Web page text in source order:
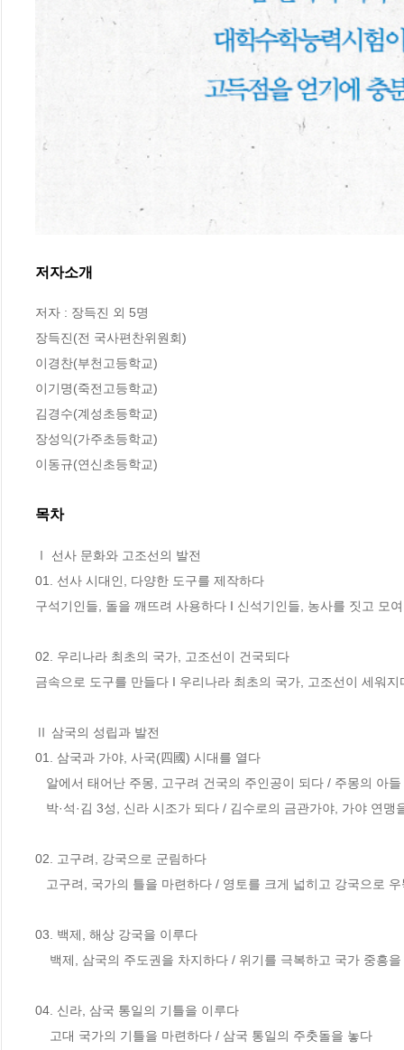
저자소개
저자 : 장득진 외 5명
장득진(전 국사편찬위원회)
이경찬(부천고등학교)
이기명(죽전고등학교)
김경수(계성초등학교)
장성익(가주초등학교)
이동규(연신초등학교)
목차
Ⅰ 선사 문화와 고조선의 발전
01. 선사 시대인, 다양한 도구를 제작하다
구석기인들, 돌을 깨뜨려 사용하다 I 신석기인들, 농사를 짓고 모
02. 우리나라 최초의 국가, 고조선이 건국되다
금속으로 도구를 만들다 I 우리나라 최초의 국가, 고조선이 세워지
Ⅱ 삼국의 성립과 발전
01. 삼국과 가야, 사국(四國) 시대를 열다
02. 고구려, 강국으로 군림하다
03. 백제, 해상 강국을 이루다
04. 신라, 삼국 통일의 기틀을 이루다